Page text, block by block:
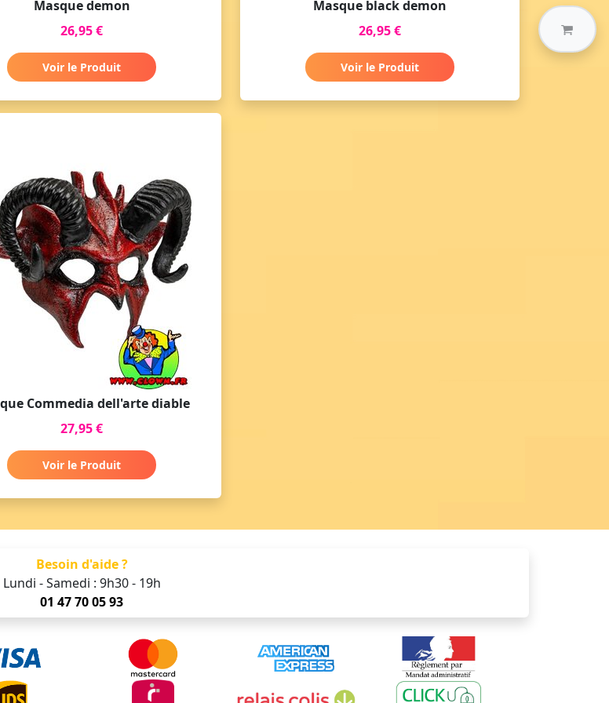
Masque demon
26,95 €
Voir le Produit
Masque black demon
26,95 €
Voir le Produit
Commedia dell'arte diable
27,95 €
Voir le Produit
Besoin d'aide ?
Lundi - Samedi : 9h30 - 19h
01 47 70 05 93